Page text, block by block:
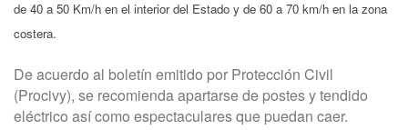
de 40 a 50 Km/h en el interior del Estado y de 60 a 70 km/h en la zona
costera.
De acuerdo al boletín emitido por Protección Civil
(Procivy), se recomienda apartarse de postes y tendido
eléctrico así como espectaculares que puedan caer.